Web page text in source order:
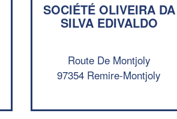
SOCIÉTÉ OLIVEIRA DA
SILVA EDIVALDO
Route De Montjoly
97354 Remire-Montjoly